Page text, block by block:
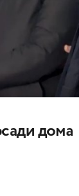
дома